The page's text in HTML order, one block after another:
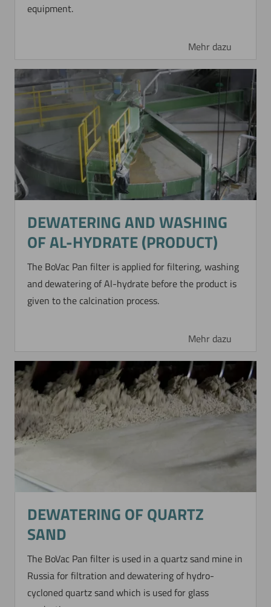
equipment.
Mehr dazu
DEWATERING AND WASHING
OF AL-HYDRATE (PRODUCT)
The BoVac Pan filter is applied for filtering, washing
and dewatering of Al-hydrate before the product is
given to the calcination process.
Mehr dazu
DEWATERING OF QUARTZ
SAND
The BoVac Pan filter is used in a quartz sand mine in
Russia for filtration and dewatering of hydro-
cycloned quartz sand which is used for glass